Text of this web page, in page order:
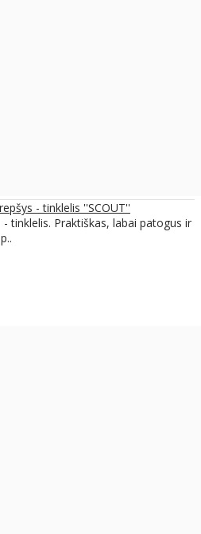
- tinklelis ''SCOUT''
tinklelis. Praktiškas, labai patogus ir